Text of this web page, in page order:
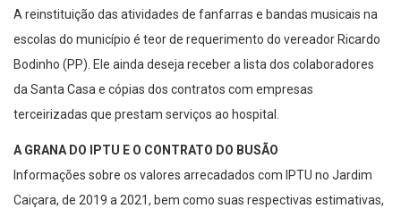
escolas do município é teor de requerimento do vereador Ricardo
Bodinho (PP). Ele ainda deseja receber a lista dos colaboradores
da Santa Casa e cópias dos contratos com empresas
terceirizadas que prestam serviços ao hospital.
Informações sobre os valores arrecadados com IPTU no Jardim
Caiçara, de 2019 a 2021, bem como suas respectivas estimativas,
foram pedidas pelo vereador Rodrigo Malaman (PSDB). Ele